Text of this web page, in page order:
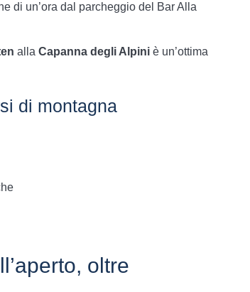
di un’ora dal parcheggio del Bar Alla
alla Capanna degli Alpiniè un’ottima
di montagna
oltre